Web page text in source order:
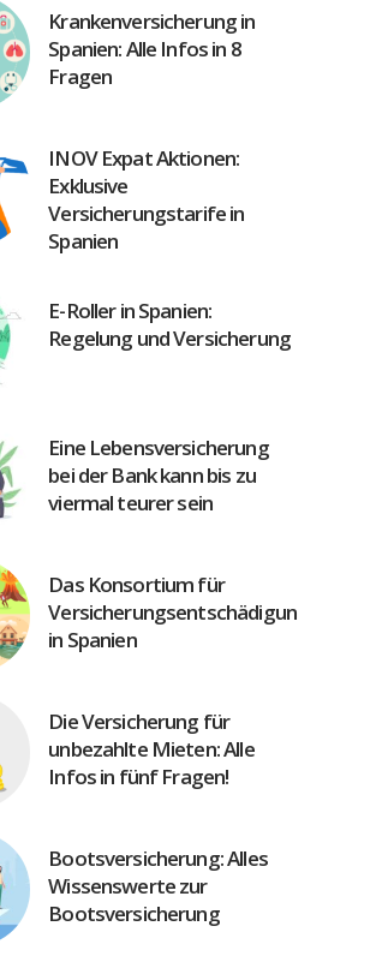
Krankenversicherung in
Spanien: Alle Infos in 8
Fragen
INOV Expat Aktionen:
Exklusive
Versicherungstarife in
Spanien
E-Roller in Spanien:
Regelung und Versicherung
Eine Lebensversicherung
bei der Bank kann bis zu
viermal teurer sein
Das Konsortium für
Versicherungsentschädigung
in Spanien
Die Versicherung für
unbezahlte Mieten: Alle
Infos in fünf Fragen!
Bootsversicherung: Alles
Wissenswerte zur
Bootsversicherung